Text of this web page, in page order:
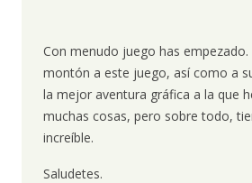
Con menudo juego has
montón a este juego, así como a
la mejor aventura gráfica a la que
muchas cosas, pero sobre todo,
increíble.
Saludetes.